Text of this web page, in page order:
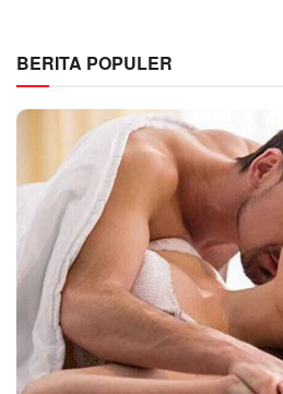
BERITA POPULER